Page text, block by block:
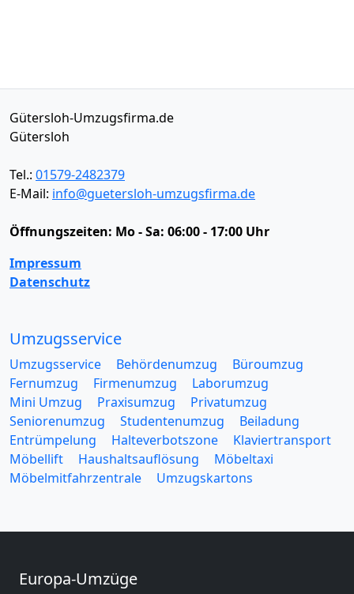
Gütersloh-Umzugsfirma.de
Gütersloh
Tel.: 01579-2482379
E-Mail: info@guetersloh-umzugsfirma.de
Öffnungszeiten: Mo - Sa: 06:00 - 17:00 Uhr
Impressum
Datenschutz
Umzugsservice
Umzugsservice Behördenumzug
Büroumzug
Fernumzug
Firmenumzug
Laborumzug
Mini Umzug
Praxisumzug
Privatumzug
Seniorenumzug
Studentenumzug
Beiladung
Entrümpelung
Halteverbotszone
Klaviertransport
Möbellift
Haushaltsauflösung
Möbeltaxi
Möbelmitfahrzentrale
Umzugskartons
Europa-Umzüge